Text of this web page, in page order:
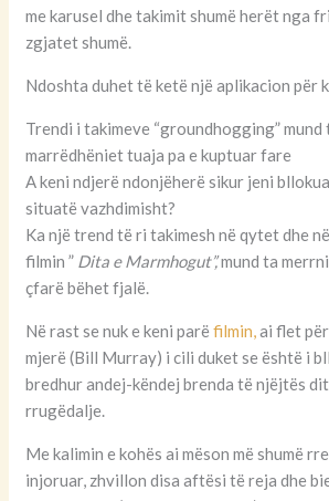
me karusel dhe takimit shumë herët nga
zgjatet shumë.
Ndoshta duhet të ketë një aplikacion për
Trendi i takimeve “groundhogging”
marrëdhëniet tuaja pa e kuptuar fare
A keni ndjerë ndonjëherë sikur jeni
situatë vazhdimisht?
Ka një trend të ri takimesh në qytet dhe
filmin ” Dita e Marmhogut”,mund ta
çfarë bëhet fjalë.
Në rast se nuk e keni parëfilmin,ai flet
mjerë (Bill Murray) i cili duket se është i
bredhur andej-këndej brenda të njëjtës
rrugëdalje.
Me kalimin e kohës ai mëson më shumë
injoruar, zhvillon disa aftësi të reja dhe